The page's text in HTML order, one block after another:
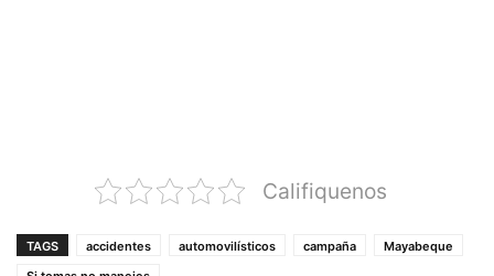
Califiquenos
TAGS accidentes automovilísticos campaña
Mayabeque